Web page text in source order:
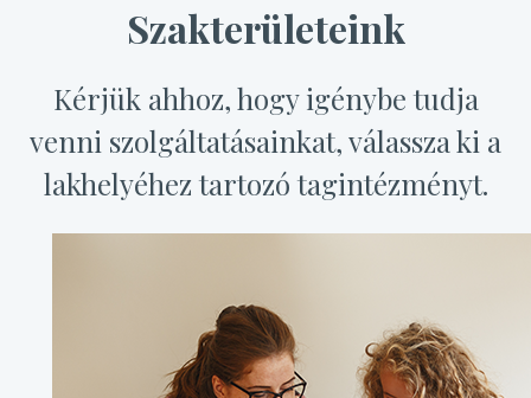
Szakterületeink
Kérjük ahhoz, hogy igénybe tudja
venni szolgáltatásainkat, válassza ki a
lakhelyéhez tartozó tagintézményt.